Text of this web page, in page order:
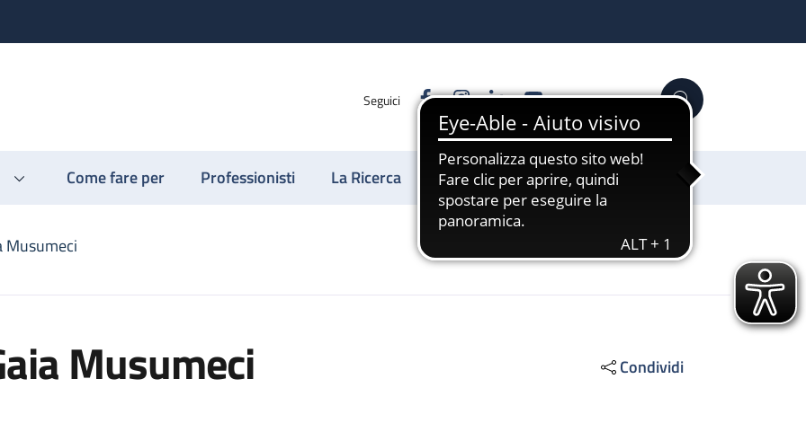
Seguici FacebookInstagram
LinkedinYouTube Cerca
Come fare per Professionisti La Ricerca Sostienici
Musumeci
Musumeci Condividi